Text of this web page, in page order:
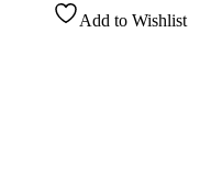
Add to Wishlist